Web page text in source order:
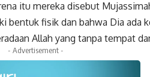
itu mereka disebut
bentuk fisik dan bahwa Dia ada
Allah yang tanpa tempat
- Advertisement -